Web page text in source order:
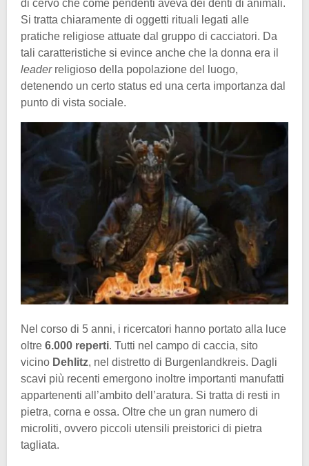
di cervo che come pendenti aveva dei denti di animali.
Si tratta chiaramente di oggetti rituali legati alle
pratiche religiose attuate dal gruppo di cacciatori. Da
tali caratteristiche si evince anche che la donna era il
leaderreligioso della popolazione del luogo,
detenendo un certo status ed una certa importanza dal
punto di vista sociale.
Nel corso di 5 anni, i ricercatori hanno portato alla luce
oltre 6.000 reperti. Tutti nel campo di caccia, sito
vicino Dehlitz, nel distretto di Burgenlandkreis. Dagli
scavi più recenti emergono inoltre importanti manufatti
appartenenti all’ambito dell’aratura. Si tratta di resti in
pietra, corna e ossa. Oltre che un gran numero di
microliti, ovvero piccoli utensili preistorici di pietra
tagliata.